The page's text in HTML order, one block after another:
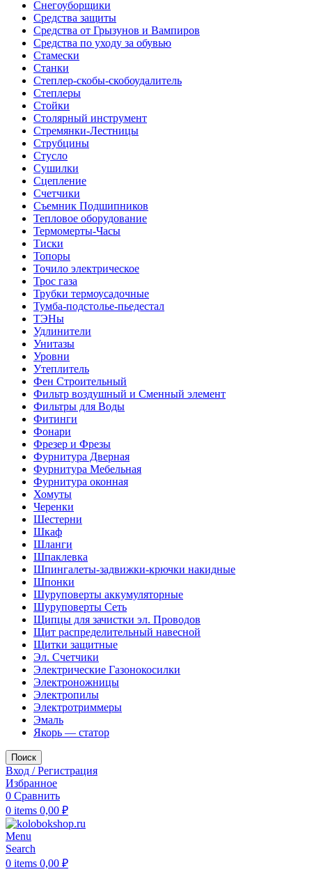
Снегоуборщики
Средства защиты
Средства от Грызунов и Вампиров
Средства по уходу за обувью
Стамески
Станки
Степлер-скобы-скобоудалитель
Степлеры
Стойки
Столярный инструмент
Стремянки-Лестницы
Струбцины
Стусло
Сушилки
Сцепление
Счетчики
Съемник Подшипников
Тепловое оборудование
Термомерты-Часы
Тиски
Топоры
Точило электрическое
Трос газа
Трубки термоусадочные
Тумба-подстолье-пьедестал
ТЭНы
Удлинители
Унитазы
Уровни
Утеплитель
Фен Строительный
Фильтр воздушный и Сменный элемент
Фильтры для Воды
Фитинги
Фонари
Фрезер и Фрезы
Фурнитура Дверная
Фурнитура Мебельная
Фурнитура оконная
Хомуты
Черенки
Шестерни
Шкаф
Шланги
Шпаклевка
Шпингалеты-задвижки-крючки накидные
Шпонки
Шуруповерты аккумуляторные
Шуруповерты Сеть
Щипцы для зачистки эл. Проводов
Щит распределительный навесной
Щитки защитные
Эл. Счетчики
Электрические Газонокосилки
Электроножницы
Электропилы
Электротриммеры
Эмаль
Якорь — статор
Поиск
Вход / Регистрация
Избранное
0 Сравнить
0 items 0,00 ₽
Menu
Search
0 items 0,00 ₽